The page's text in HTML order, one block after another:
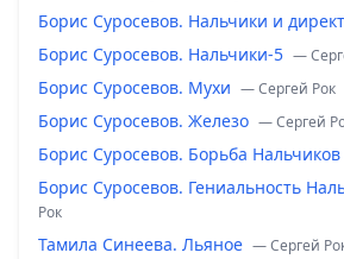
Борис Суросевов. Нальчики и
Борис Суросевов. Нальчики-5 —
Борис Суросевов. Мухи — Сергей Рок
Борис Суросевов. Железо — Сергей
Борис Суросевов. Борьба Нальчиков
Борис Суросевов. Гениальность
Рок
Тамила Синеева. Льяное — Сергей